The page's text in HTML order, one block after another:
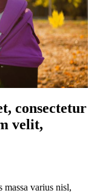
consectetur
velit,
varius nisl,